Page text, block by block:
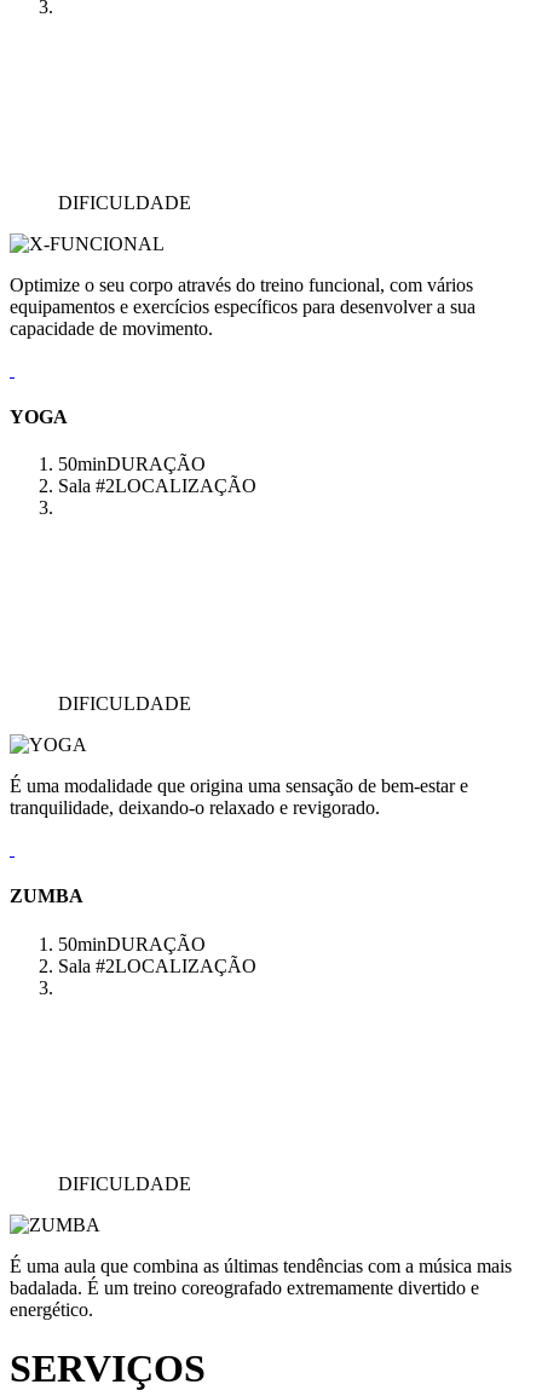
DIFICULDADE
Optimize o seu corpo através do treino funcional, com vários
equipamentos e exercícios específicos para desenvolver a sua
capacidade de movimento.
YOGA
50minDURAÇÃO
Sala #2LOCALIZAÇÃO
DIFICULDADE
É uma modalidade que origina uma sensação de bem-estar e
tranquilidade, deixando-o relaxado e revigorado.
ZUMBA
50minDURAÇÃO
Sala #2LOCALIZAÇÃO
DIFICULDADE
É uma aula que combina as últimas tendências com a música mais
badalada. É um treino coreografado extremamente divertido e
energético.
SERVIÇOS